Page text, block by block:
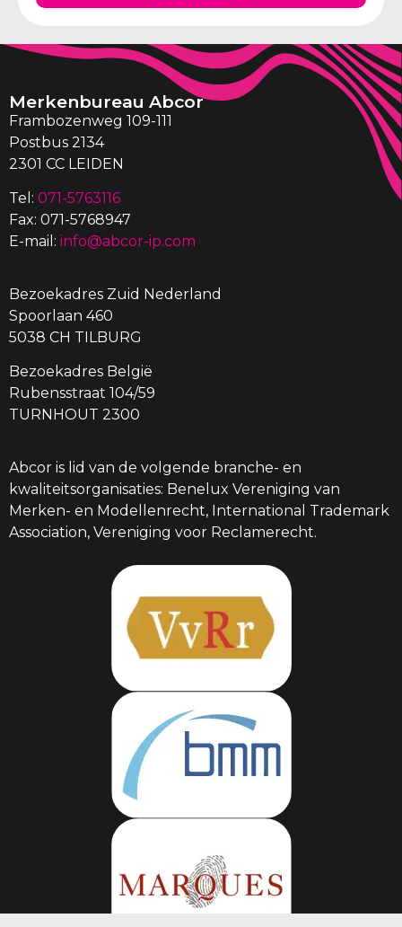
Merkenbureau Abcor
Frambozenweg 109-111
Postbus 2134
2301 CC LEIDEN
Tel: 071-5763116
Fax: 071-5768947
E-mail: info@abcor-ip.com
Bezoekadres Zuid Nederland
Spoorlaan 460
5038 CH TILBURG
Bezoekadres België
Rubensstraat 104/59
TURNHOUT 2300
Abcor is lid van de volgende branche- en
kwaliteitsorganisaties: Benelux Vereniging van
Merken- en Modellenrecht, International Trademark
Association, Vereniging voor Reclamerecht.